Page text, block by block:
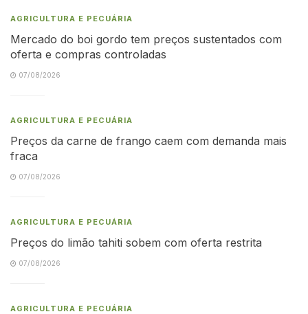
AGRICULTURA E PECUÁRIA
Mercado do boi gordo tem preços sustentados com
oferta e compras controladas
07/08/2026
AGRICULTURA E PECUÁRIA
Preços da carne de frango caem com demanda mais
fraca
07/08/2026
AGRICULTURA E PECUÁRIA
Preços do limão tahiti sobem com oferta restrita
07/08/2026
AGRICULTURA E PECUÁRIA